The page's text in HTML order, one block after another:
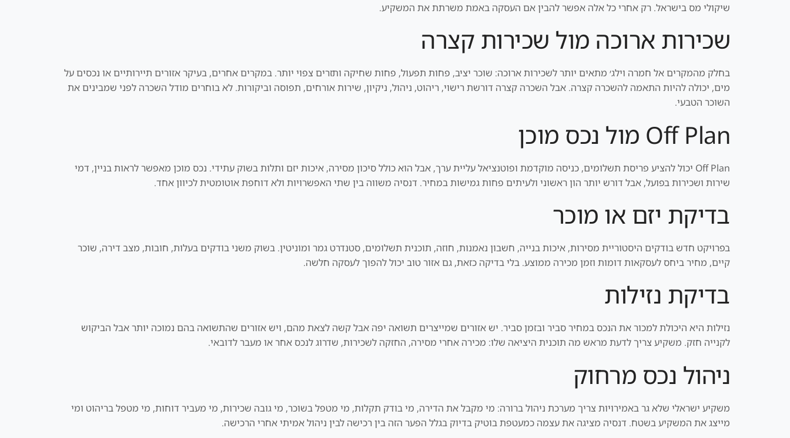
שיקולי מס בישראל. רק אחרי כל אלה אפשר להבין אם העסקה באמת משרתת את המשקיע.
שכירות ארוכה מול שכירות קצרה
בחלק מהמקרים אל חמרה וילג׳ מתאים יותר לשכירות ארוכה: שוכר יציב, פחות תפעול, פחות שחיקה ותזרים צפוי יותר. במקרים אחרים, בעיקר אזורים תיירותיים או נכסים על
מים, יכולה להיות התאמה להשכרה קצרה. אבל השכרה קצרה דורשת רישוי, ריהוט, ניהול, ניקיון, שירות אורחים, תפוסה וביקורות. לא בוחרים מודל השכרה לפני שמבינים את
השוכר הטבעי.
Off Plan מול נכס מוכן
Off Plan יכול להציע פריסת תשלומים, כניסה מוקדמת ופוטנציאל עליית ערך, אבל הוא כולל סיכון מסירה, איכות יזם ותלות בשוק עתידי. נכס מוכן מאפשר לראות בניין, דמי
שירות ושכירות בפועל, אבל דורש יותר הון ראשוני ולעיתים פחות גמישות במחיר. דנסיה משווה בין שתי האפשרויות ולא דוחפת אוטומטית לכיוון אחד.
בדיקת יזם או מוכר
בפרויקט חדש בודקים היסטוריית מסירות, איכות בנייה, חשבון נאמנות, חוזה, תוכנית תשלומים, סטנדרט גמר ומוניטין. בשוק משני בודקים בעלות, חובות, מצב דירה, שוכר
קיים, מחיר ביחס לעסקאות דומות וזמן מכירה ממוצע. בלי בדיקה כזאת, גם אזור טוב יכול להפוך לעסקה חלשה.
בדיקת נזילות
נזילות היא היכולת למכור את הנכס במחיר סביר ובזמן סביר. יש אזורים שמייצרים תשואה יפה אבל קשה לצאת מהם, ויש אזורים שהתשואה בהם נמוכה יותר אבל הביקוש
לקנייה חזק. משקיע צריך לדעת מראש מה תוכנית היציאה שלו: מכירה אחרי מסירה, החזקה לשכירות, שדרוג לנכס אחר או מעבר לדובאי.
ניהול נכס מרחוק
משקיע ישראלי שלא גר באמירויות צריך מערכת ניהול ברורה: מי מקבל את הדירה, מי בודק תקלות, מי מטפל בשוכר, מי גובה שכירות, מי מעביר דוחות, מי מטפל בריהוט ומי
מייצג את המשקיע בשטח. דנסיה מציגה את עצמה כמעטפת בוטיק בדיוק בגלל הפער הזה בין רכישה לבין ניהול אמיתי אחרי הרכישה.